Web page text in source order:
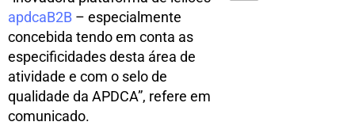
apdcaB2B – especialmente
concebida tendo em conta as
especificidades desta área de
atividade e com o selo de
qualidade da APDCA”, refere em
comunicado.